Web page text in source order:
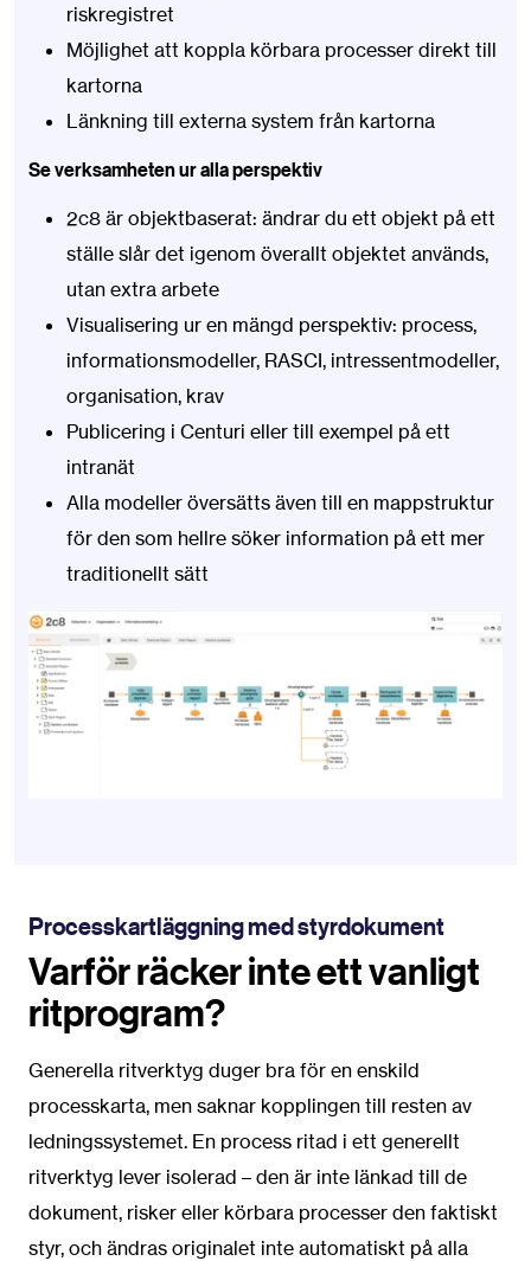
riskregistret
Möjlighet att koppla körbara processer direkt till
kartorna
Länkning till externa system från kartorna
Se verksamheten ur alla perspektiv
2c8 är objektbaserat: ändrar du ett objekt på ett
ställe slår det igenom överallt objektet används,
utan extra arbete
Visualisering ur en mängd perspektiv: process,
informationsmodeller, RASCI, intressentmodeller,
organisation, krav
Publicering i Centuri eller till exempel på ett
intranät
Alla modeller översätts även till en mappstruktur
för den som hellre söker information på ett mer
traditionellt sätt
Processkartläggning med styrdokument
Varför räcker inte ett vanligt
ritprogram?
Generella ritverktyg duger bra för en enskild
processkarta, men saknar kopplingen till resten av
ledningssystemet. En process ritad i ett generellt
ritverktyg lever isolerad – den är inte länkad till de
dokument, risker eller körbara processer den faktiskt
styr, och ändras originalet inte automatiskt på alla